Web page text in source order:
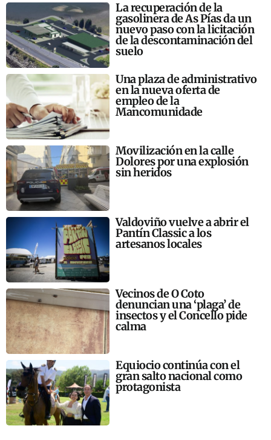
La recuperación de la
gasolinera de As Pías da un
nuevo paso con la licitación
de la descontaminación del
suelo
Una plaza de administrativo
en la nueva oferta de
empleo de la
Mancomunidade
Movilización en la calle
Dolores por una explosión
sin heridos
Valdoviño vuelve a abrir el
Pantín Classic a los
artesanos locales
Vecinos de O Coto
denuncian una ‘plaga’ de
insectos y el Concello pide
calma
Equiocio continúa con el
gran salto nacional como
protagonista